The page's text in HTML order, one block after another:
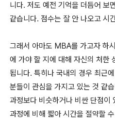
니다. 저도 예전 기억을 더듬어 보
같습니다. 점수는 잘 안 나오고 시
그래서 아마도 MBA를 가고자 하
에 가야 할 지에 대해 자신의 처한
됩니다. 특히나 국내의 경우 최근
분들이 관심을 가지고 있는 것 같
과정보다 비슷하거나 비싼 단점
과정에 비해 짧아 시간을 절약할